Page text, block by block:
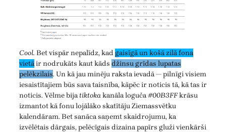
Cool. Bet vispār nepalīdz, kad gaisīgā un košā zilā fona
vietāir nodrukāts kaut kāds džinsu grīdas lupatas
pelēkzilais. Un kā jau minēju raksta ievadā — pilnīgi visiem
iesaistītajiem būs sava taisnība, kāpēc ir noticis tā, kā tas ir
noticis. Vēlme bijatiktokakanāla loguča#00B3FFkrāsu
izmantot kā fonu lojālāko skatītāju Ziemassvētku
kalendāram. Bet sanāca saņemt skaidrojumu, ka
izvēlētais dārgais, pelēcīgais dizaina papīrs gluži vienkārši